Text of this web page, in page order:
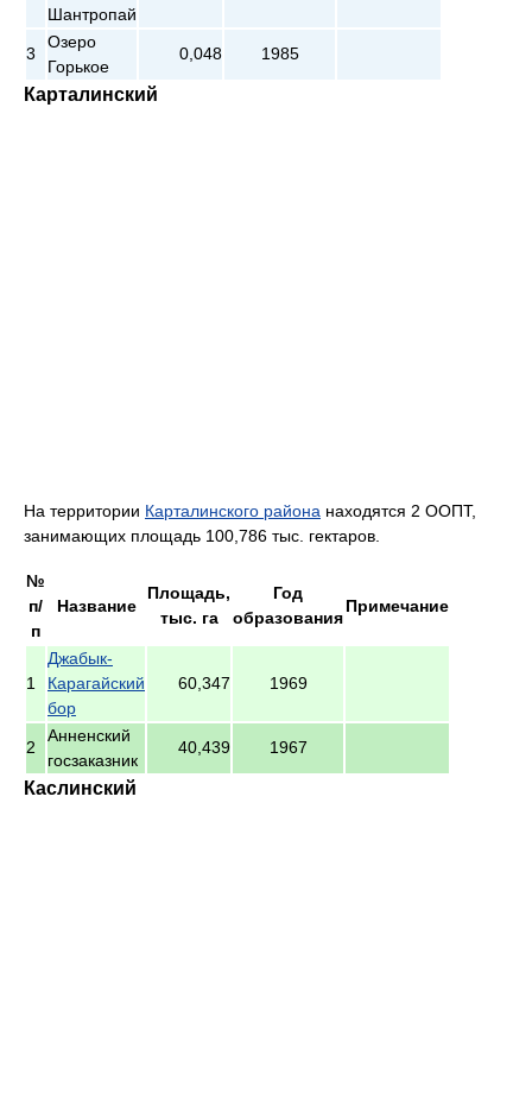
Шантропай
3
Озеро
Горькое
0,048 1985
Карталинский
На территории Карталинского района находятся 2 ООПТ,
занимающих площадь 100,786 тыс. гектаров.
№
п/
п
Название
Площадь,
тыс. га
Год
образования
Примечание
1
Джабык-
Карагайский
бор
60,347 1969
2
Анненский
госзаказник
40,439 1967
Каслинский